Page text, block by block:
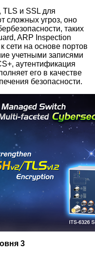
и SSL для
сложных угроз, оно
таких
ARP Inspection
сети на основе портов
учетными записями
аутентификация
его в качестве
безопасности.
3